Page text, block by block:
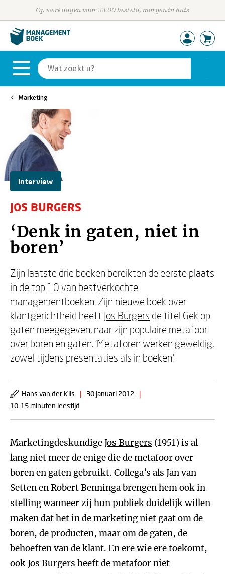
Op werkdagen voor 23:00 besteld, morgen in huis
Marketing
Interview
JOS BURGERS
‘Denk in gaten, niet in
boren’
Zijn laatste drie boeken bereikten de eerste plaats
in de top 10 van bestverkochte
managementboeken. Zijn nieuwe boek over
klantgerichtheid heeft Jos Burgers de titel Gek op
gaten meegegeven, naar zijn populaire metafoor
over boren en gaten. ‘Metaforen werken geweldig,
zowel tijdens presentaties als in boeken.’
Hans van der Klis | 30 januari 2012
|
10-15 minuten leestijd
MarketingdeskundigeJos Burgers (1951) is al
lang niet meer de enige die de metafoor over
boren en gaten gebruikt. Collega’s als Jan van
Setten en Robert Benninga brengen hem ook in
stelling wanneer zij hun publiek duidelijk willen
maken dat het in de marketing niet gaat om de
boren, de producten, maar om de gaten, de
behoeften van de klant. En ere wie ere toekomt,
ook Jos Burgers heeft de metafoor niet